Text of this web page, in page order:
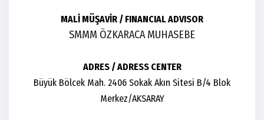
MALİ MÜŞAVİR / FINANCIAL ADVISOR
SMMM ÖZKARACA MUHASEBE
ADRES / ADRESS CENTER
Büyük Bölcek Mah. 2406 Sokak Akın Sitesi B/4 Blok
Merkez/AKSARAY